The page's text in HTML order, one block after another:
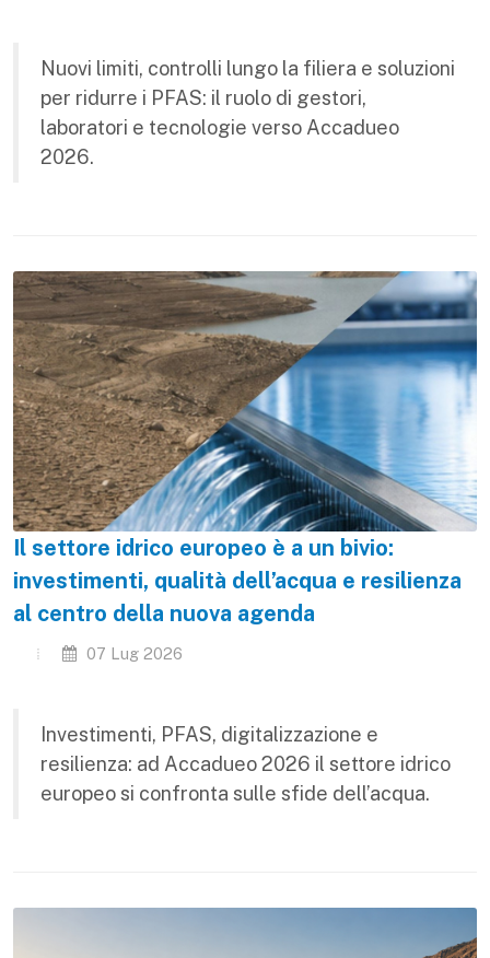
Nuovi limiti, controlli lungo la filiera e soluzioni
per ridurre i PFAS: il ruolo di gestori,
laboratori e tecnologie verso Accadueo
2026.
Il settore idrico europeo è a un bivio:
investimenti, qualità dell’acqua e resilienza
al centro della nuova agenda
07 Lug 2026
Investimenti, PFAS, digitalizzazione e
resilienza: ad Accadueo 2026 il settore idrico
europeo si confronta sulle sfide dell’acqua.